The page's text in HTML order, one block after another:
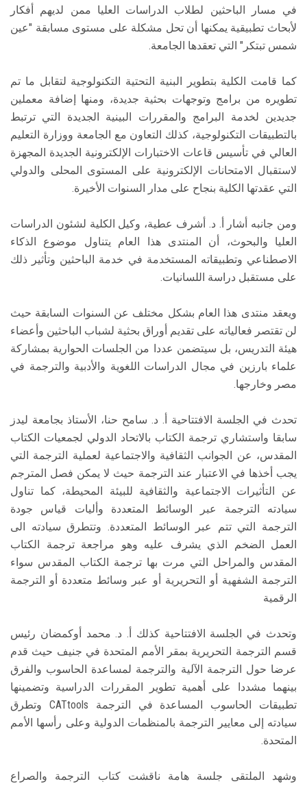
في مسار الباحثين لطلاب الدراسات العليا ممن لديهم أفكار
لأبحاث تطبيقية يمكنها أن تحل مشكلة على مستوى مسابقة "عين
شمس تبتكر" التي تعقدها الجامعة.
كما قامت الكلية بتطوير البنية التحتية التكنولوجية لتقابل ما تم
تطويره من برامج وتوجهات بحثية جديدة، ومنها إضافة معملين
جديدين لخدمة البرامج والمقررات البينية الجديدة التي ترتبط
بالتطبيقات التكنولوجية، كذلك التعاون مع الجامعة ووزارة التعليم
العالي في تأسيس قاعات الاختبارات الإلكترونية الجديدة المجهزة
لاستقبال الامتحانات الإلكترونية على المستوى المحلى والدولي
التي عقدتها الكلية بنجاح على مدار السنوات الأخيرة.
ومن جانبه أشار أ. د. أشرف عطية، وكيل الكلية لشئون الدراسات
العليا والبحوث، أن المنتدى هذا العام يتناول موضوع الذكاء
الاصطناعي وتطبيقاته المستخدمة في خدمة الباحثين وتأثير ذلك
على مستقبل دراسة اللسانيات.
ويعقد منتدى هذا العام بشكل مختلف عن السنوات السابقة حيث
لن تقتصر فعالياته على تقديم أوراق بحثية لشباب الباحثين وأعضاء
هيئة التدريس، بل سيتضمن عددا من الجلسات الحوارية بمشاركة
علماء بارزين في مجال الدراسات اللغوية والأدبية والترجمة في
مصر وخارجها.
تحدث في الجلسة الافتتاحية أ. د. سامح حنا، الأستاذ بجامعة ليدز
سابقا واستشاري ترجمة الكتاب بالاتحاد الدولي لجمعيات الكتاب
المقدس، عن الجوانب الثقافية والاجتماعية لعملية الترجمة التي
يجب أخذها في الاعتبار عند الترجمة حيث لا يمكن فصل المترجم
عن التأثيرات الاجتماعية والثقافية للبيئة المحيطة، كما تناول
سيادته الترجمة عبر الوسائط المتعددة وأليات قياس جودة
الترجمة التي تتم عبر الوسائط المتعددة. وتتطرق سيادته الى
العمل الضخم الذي يشرف عليه وهو مراجعة ترجمة الكتاب
المقدس والمراحل التي مرت بها ترجمة الكتاب المقدس سواء
الترجمة الشفهية أو التحريرية أو عبر وسائط متعددة أو الترجمة
الرقمية
وتحدث في الجلسة الافتتاحية كذلك أ. د. محمد أوكمضان رئيس
قسم الترجمة التحريرية بمقر الأمم المتحدة في جنيف حيث قدم
عرضا حول الترجمة الآلية والترجمة لمساعدة الحاسوب والفرق
بينهما مشددا على أهمية تطوير المقررات الدراسية وتضمينها
تطبيقات الحاسوب المساعدة في الترجمة CATtools وتطرق
سيادته إلى معايير الترجمة بالمنظمات الدولية وعلى رأسها الأمم
المتحدة.
وشهد الملتقى جلسة هامة ناقشت كتاب الترجمة والصراع